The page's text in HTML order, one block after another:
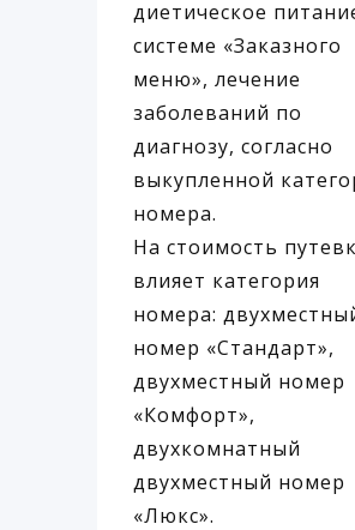
диетическое
системе «Заказного
меню», лечение
заболеваний по
диагнозу, согласно
выкупленной
номера.
На стоимость
влияет категория
номера:
номер «Стандарт»,
двухместный номер
«Комфорт»,
двухкомнатный
двухместный номер
«Люкс».